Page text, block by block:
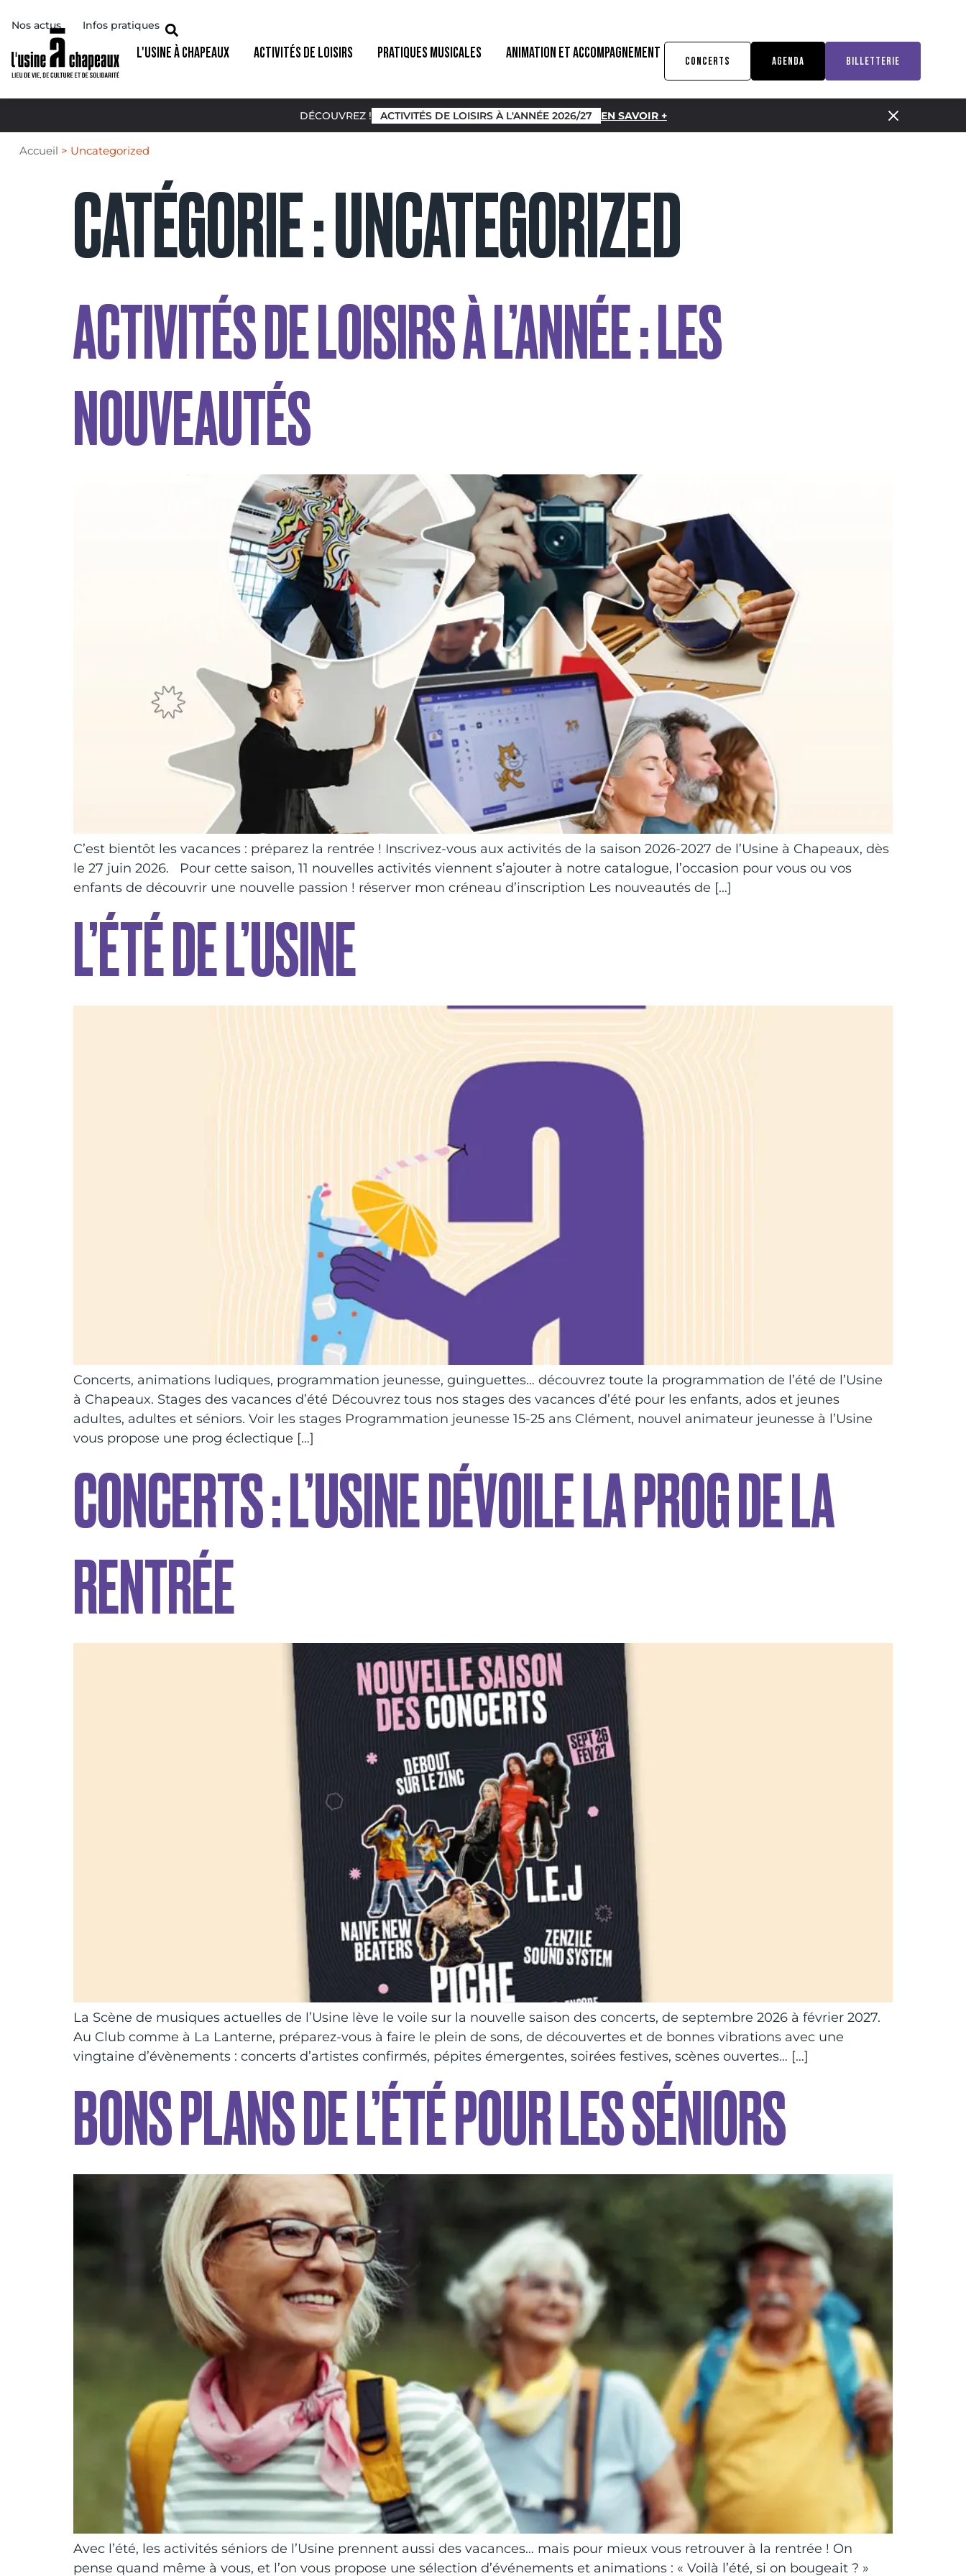
Nos actus Infos pratiques
L'USINE À CHAPEAUX ACTIVITÉS DE LOISIRS PRATIQUES MUSICALES ANIMATION ET ACCOMPAGNEMENT
CONCERTS AGENDA BILLETTERIE
DÉCOUVREZ ! ACTIVITÉS DE LOISIRS À L'ANNÉE 2026/27 EN SAVOIR +
Accueil > Uncategorized
CATÉGORIE :UNCATEGORIZED
ACTIVITÉS DE LOISIRS À L’ANNÉE : LES
NOUVEAUTÉS
C’est bientôt les vacances : préparez la rentrée ! Inscrivez-vous aux activités de la saison 2026-2027 de l’Usine à Chapeaux, dès
le 27 juin 2026. Pour cette saison, 11 nouvelles activités viennent s’ajouter à notre catalogue, l’occasion pour vous ou vos
enfants de découvrir une nouvelle passion ! réserver mon créneau d’inscription Les nouveautés de […]
L’ÉTÉ DE L’USINE
Concerts, animations ludiques, programmation jeunesse, guinguettes… découvrez toute la programmation de l’été de l’Usine
à Chapeaux. Stages des vacances d’été Découvrez tous nos stages des vacances d’été pour les enfants, ados et jeunes
adultes, adultes et séniors. Voir les stages Programmation jeunesse 15-25 ans Clément, nouvel animateur jeunesse à l’Usine
vous propose une prog éclectique […]
CONCERTS : L’USINE DÉVOILE LA PROG DE LA
RENTRÉE
La Scène de musiques actuelles de l’Usine lève le voile sur la nouvelle saison des concerts, de septembre 2026 à février 2027.
Au Club comme à La Lanterne, préparez-vous à faire le plein de sons, de découvertes et de bonnes vibrations avec une
vingtaine d’évènements : concerts d’artistes confirmés, pépites émergentes, soirées festives, scènes ouvertes… […]
BONS PLANS DE L’ÉTÉ POUR LES SÉNIORS
Avec l’été, les activités séniors de l’Usine prennent aussi des vacances… mais pour mieux vous retrouver à la rentrée ! On
pense quand même à vous, et l’on vous propose une sélection d’événements et animations : « Voilà l’été, si on bougeait ? »